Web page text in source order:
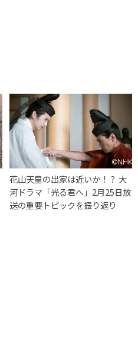
花山天皇の出家は近いか！？ 大
河ドラマ「光る君へ」2月25日放
送の重要トピックを振り返り